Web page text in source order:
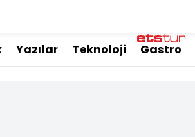
Yazılar Teknoloji Gastro